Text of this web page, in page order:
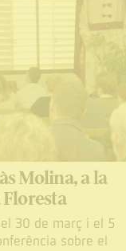
Molina, a la
30 de març i el 5
sobre el